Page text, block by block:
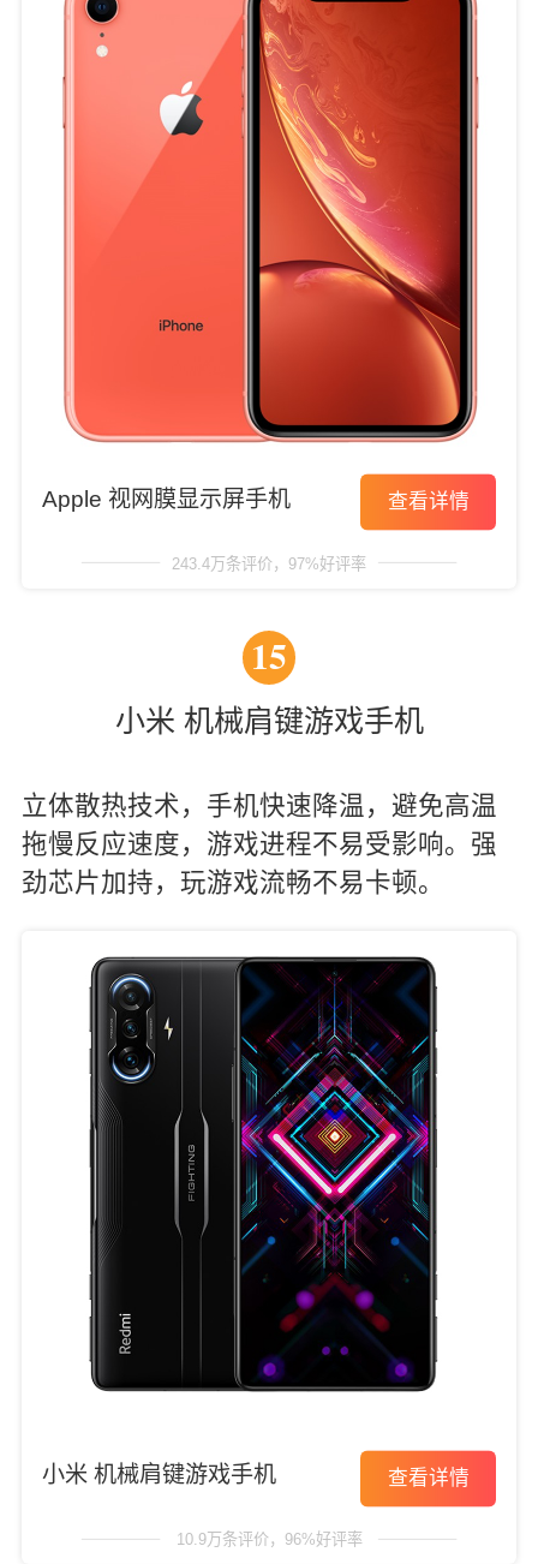
Apple 视网膜显示屏手机 查看详情
243.4万条评价，97%好评率
15
小米 机械肩键游戏手机
立体散热技术，手机快速降温，避免高温
拖慢反应速度，游戏进程不易受影响。强
劲芯片加持，玩游戏流畅不易卡顿。
小米 机械肩键游戏手机 查看详情
10.9万条评价，96%好评率